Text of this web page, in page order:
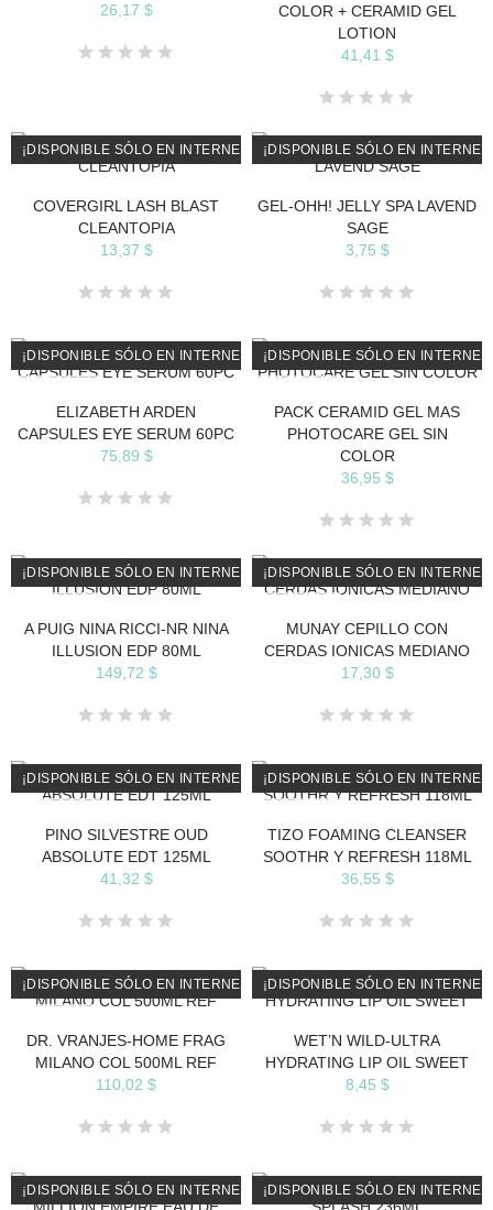
26,17 $
COLOR + CERAMID GEL
LOTION
41,41 $
¡DISPONIBLE SÓLO EN INTERNET!
COVERGIRL LASH BLAST
CLEANTOPIA
13,37 $
¡DISPONIBLE SÓLO EN INTERNET!
GEL-OHH! JELLY SPA LAVEND
SAGE
3,75 $
¡DISPONIBLE SÓLO EN INTERNET!
ELIZABETH ARDEN
CAPSULES EYE SERUM 60PC
75,89 $
¡DISPONIBLE SÓLO EN INTERNET!
PACK CERAMID GEL MAS
PHOTOCARE GEL SIN
COLOR
36,95 $
¡DISPONIBLE SÓLO EN INTERNET!
A PUIG NINA RICCI-NR NINA
ILLUSION EDP 80ML
149,72 $
¡DISPONIBLE SÓLO EN INTERNET!
MUNAY CEPILLO CON
CERDAS IONICAS MEDIANO
17,30 $
¡DISPONIBLE SÓLO EN INTERNET!
PINO SILVESTRE OUD
ABSOLUTE EDT 125ML
41,32 $
¡DISPONIBLE SÓLO EN INTERNET!
TIZO FOAMING CLEANSER
SOOTHR Y REFRESH 118ML
36,55 $
¡DISPONIBLE SÓLO EN INTERNET!
DR. VRANJES-HOME FRAG
MILANO COL 500ML REF
110,02 $
¡DISPONIBLE SÓLO EN INTERNET!
WET’N WILD-ULTRA
HYDRATING LIP OIL SWEET
8,45 $
¡DISPONIBLE SÓLO EN INTERNET! ¡DISPONIBLE SÓLO EN INTERNET!